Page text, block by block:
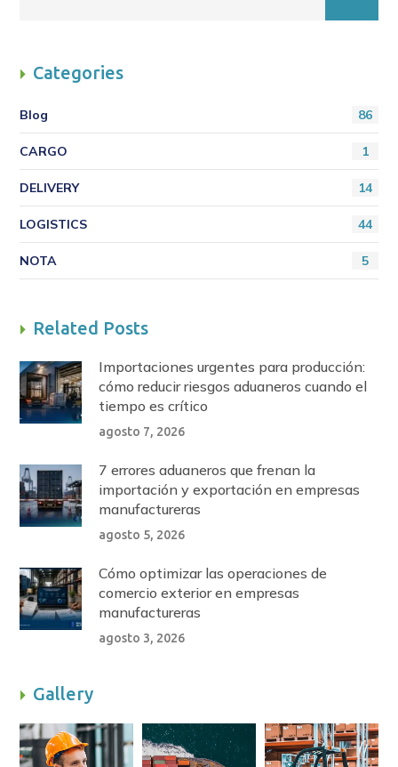
Categories
Blog 86
CARGO 1
DELIVERY 14
LOGISTICS 44
NOTA 5
Related Posts
Importaciones urgentes para producción:
cómo reducir riesgos aduaneros cuando el
tiempo es crítico
agosto 7, 2026
7 errores aduaneros que frenan la
importación y exportación en empresas
manufactureras
agosto 5, 2026
Cómo optimizar las operaciones de
comercio exterior en empresas
manufactureras
agosto 3, 2026
Gallery